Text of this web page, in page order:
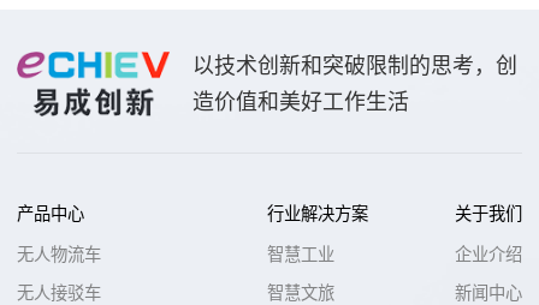
以技术创新和突破限制的思考，创
造价值和美好工作生活
产品中心
无人物流车
无人接驳车
行业解决方案
智慧工业
智慧文旅
关于我们
企业介绍
新闻中心